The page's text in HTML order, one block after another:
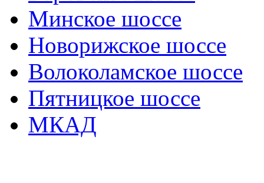
Минское шоссе
Новорижское шоссе
Волоколамское шоссе
Пятницкое шоссе
МКАД